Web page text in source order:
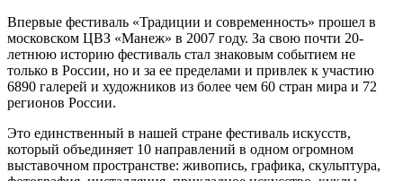
Впервые фестиваль «Традиции и современность» прошел в
московском ЦВЗ «Манеж» в 2007 году. За свою почти 20-
летнюю историю фестиваль стал знаковым событием не
только в России, но и за ее пределами и привлек к участию
6890 галерей и художников из более чем 60 стран мира и 72
регионов России.
Это единственный в нашей стране фестиваль искусств,
который объединяет 10 направлений в одном огромном
выставочном пространстве: живопись, графика, скульптура,